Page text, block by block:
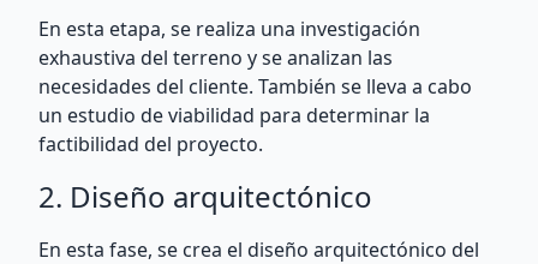
En esta etapa, se realiza una investigación
exhaustiva del terreno y se analizan las
necesidades del cliente. También se lleva a cabo
un estudio de viabilidad para determinar la
factibilidad del proyecto.
2. Diseño arquitectónico
En esta fase, se crea el diseño arquitectónico del